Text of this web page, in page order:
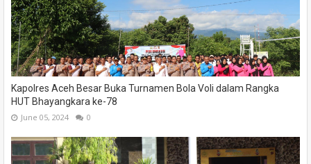
Kapolres Aceh Besar Buka Turnamen Bola Voli dalam Rangka
HUT Bhayangkara ke-78
June 05, 2024 0